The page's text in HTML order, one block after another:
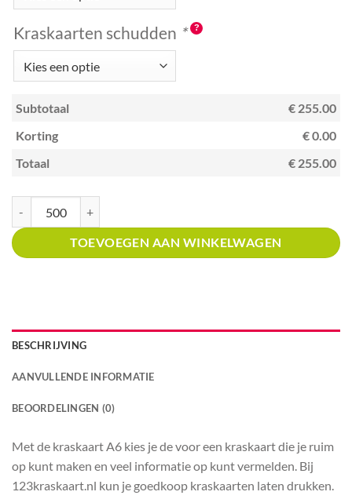
Kraskaarten schudden *
Subtotaal
€ 255.00
Korting
€ 0.00
Totaal
€ 255.00
TOEVOEGEN AAN WINKELWAGEN
BESCHRIJVING
AANVULLENDE INFORMATIE
BEOORDELINGEN (0)
Met de kraskaart A6 kies je de voor een kraskaart die je ruim
op kunt maken en veel informatie op kunt vermelden. Bij
123kraskaart.nl kun je goedkoop kraskaarten laten drukken.